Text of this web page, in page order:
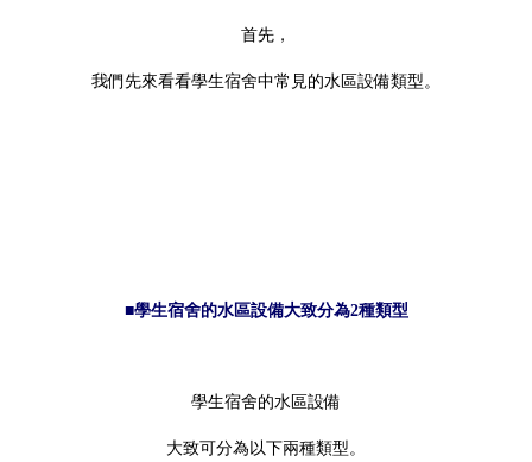
首先，
我們先來看看學生宿舍中常見的水區設備類型。
■學生宿舍的水區設備大致分為2種類型
學生宿舍的水區設備
大致可分為以下兩種類型。